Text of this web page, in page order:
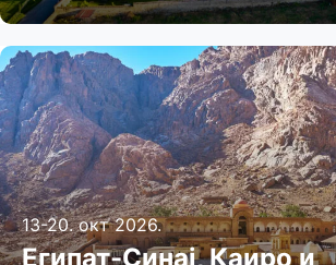
13-20. окт 2026.
Египат-Синај, Каиро и